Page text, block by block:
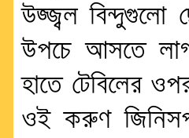
উজ্জ্বল
উপচে আসতে
হাতে টেবিলের
ওই করুণ